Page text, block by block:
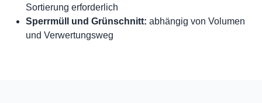
Sortierung erforderlich
Sperrmüll und Grünschnitt: abhängig von Volumen
und Verwertungsweg